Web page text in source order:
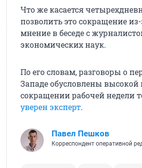
Что же касается
позволить это сокращение
мнение в беседе с
экономических наук.
По его словам, разговоры о
Западе обусловлены
сокращении рабочей недели
уверен эксперт.
Павел Пешков
Корреспондент оперативной